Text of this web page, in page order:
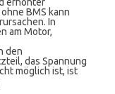
BMS kann
In
am Motor,
den
das Spannung
möglich ist, ist